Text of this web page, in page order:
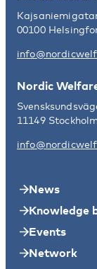
00100
Nordic
11149
News
Knowledge
Events
Network